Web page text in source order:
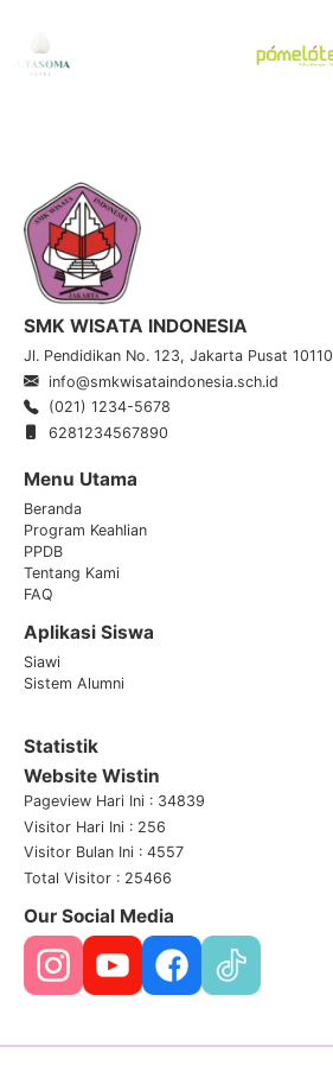
SMK WISATA INDONESIA
Jl. Pendidikan No. 123, Jakarta Pusat 10110
info@smkwisataindonesia.sch.id
(021) 1234-5678
6281234567890
Menu Utama
Beranda
Program Keahlian
PPDB
Tentang Kami
FAQ
Aplikasi Siswa
Siawi
Sistem Alumni
Statistik
Website Wistin
Pageview Hari Ini : 34839
Visitor Hari Ini : 256
Visitor Bulan Ini : 4557
Total Visitor : 25466
Our Social Media